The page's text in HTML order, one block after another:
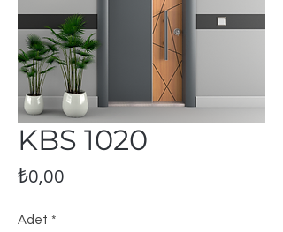
KBS 1020
₺0,00
Adet *